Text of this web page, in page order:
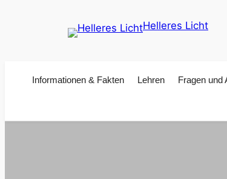
Helleres Licht
Informationen & Fakten Lehren Fragen und